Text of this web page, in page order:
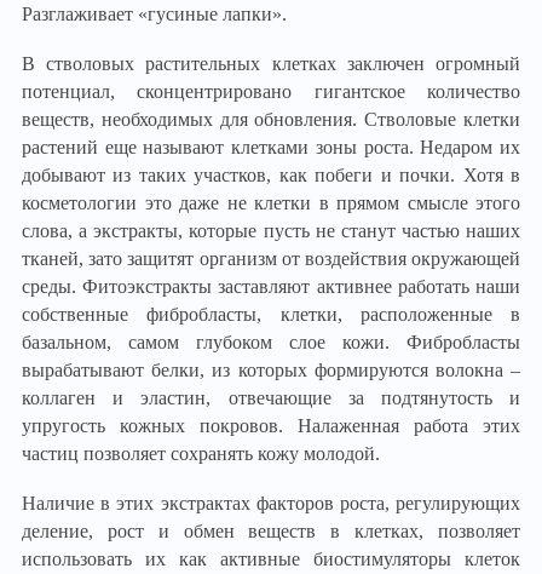
Разглаживает «гусиные лапки».
В стволовых растительных клетках заключен огромный
потенциал, сконцентрировано гигантское количество
веществ, необходимых для обновления. Стволовые клетки
растений еще называют клетками зоны роста. Недаром их
добывают из таких участков, как побеги и почки. Хотя в
косметологии это даже не клетки в прямом смысле этого
слова, а экстракты, которые пусть не станут частью наших
тканей, зато защитят организм от воздействия окружающей
среды. Фитоэкстракты заставляют активнее работать наши
собственные фибробласты, клетки, расположенные в
базальном, самом глубоком слое кожи. Фибробласты
вырабатывают белки, из которых формируются волокна –
коллаген и эластин, отвечающие за подтянутость и
упругость кожных покровов. Налаженная работа этих
частиц позволяет сохранять кожу молодой.
Наличие в этих экстрактах факторов роста, регулирующих
деление, рост и обмен веществ в клетках, позволяет
использовать их как активные биостимуляторы клеток